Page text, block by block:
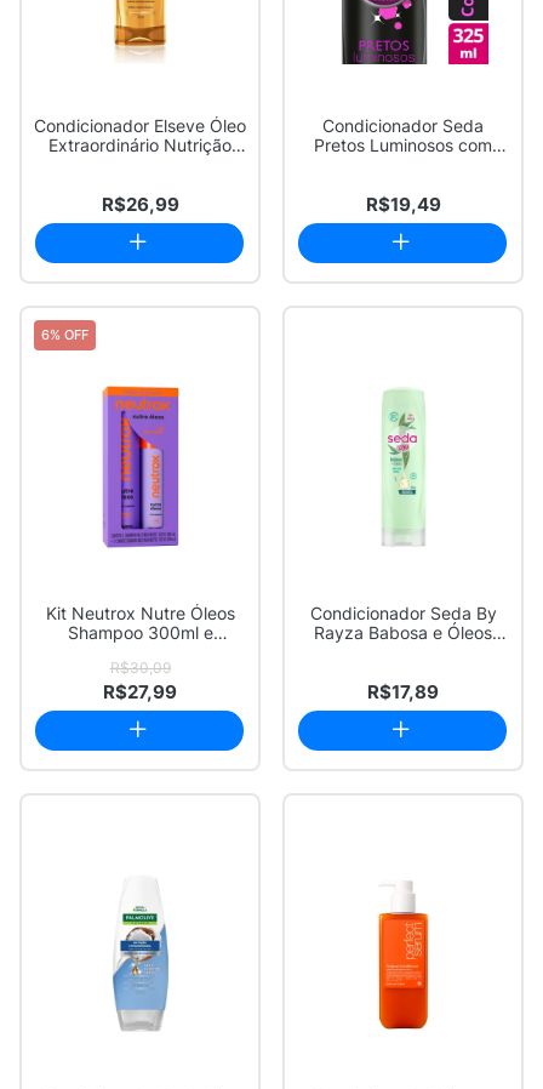
Condicionador Elseve Óleo
Extraordinário Nutrição
R$26,99
Condicionador Seda
Pretos Luminosos com
R$19,49
6% OFF
Kit Neutrox Nutre Óleos
Shampoo 300ml e
R$30,09
R$27,99
Condicionador Seda By
Rayza Babosa e Óleos
R$17,89